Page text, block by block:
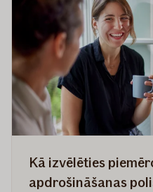
Kā izvēlēties
apdrošināšanas